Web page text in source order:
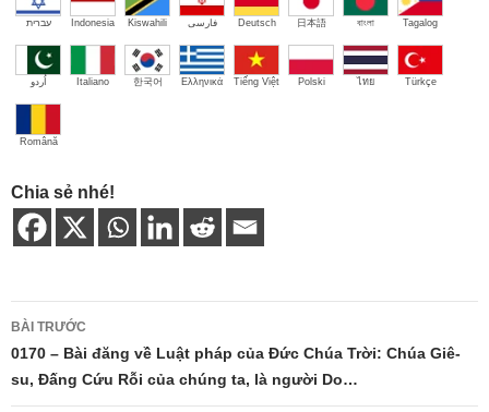
עברית Indonesia Kiswahili فارسی Deutsch 日本語 বাংলা Tagalog
اُردو Italiano 한국어 Ελληνικά Tiếng Việt Polski ไทย Türkçe
Română
Chia sẻ nhé!
Điều
hướng
bài
BÀI TRƯỚC
0170 – Bài đăng về Luật pháp của Đức Chúa Trời: Chúa Giê-
su, Đấng Cứu Rỗi của chúng ta, là người Do…